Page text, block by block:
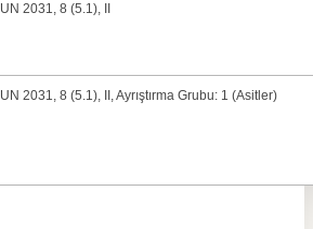
UN 2031, 8 (5.1), II
UN 2031, 8 (5.1), II, Ayrıştırma Grubu: 1 (Asitler)